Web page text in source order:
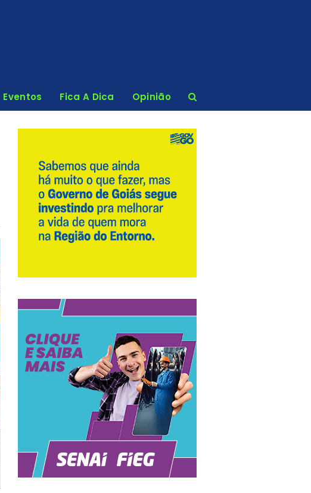
Eventos Fica A Dica Opinião